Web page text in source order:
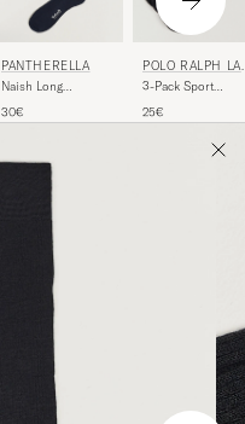
PANTHERELLA
Naish Long
Navy
30€
POLO RALPH
REN
3-Pack Sport
25€